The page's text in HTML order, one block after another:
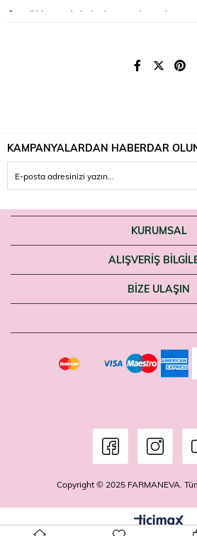
Genellikle günde belirtilen sayıda püskürtmeyi
Takviye edici gıdadır, ilaç değildir;
B12'yi dil altı sprey olarak daha uzun süre
KAMPANYALARDAN HABERDAR
KURUMSAL
ALIŞVERİŞ
BIZE ULAŞIN
Copyright © 2025 FARMANEVA.